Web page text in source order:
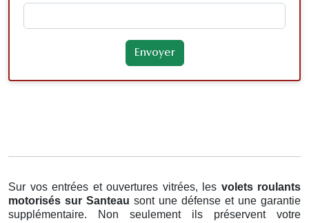
Sur vos entrées et ouvertures vitrées, les volets roulants
motorisés sur Santeau sont une défense et une garantie
supplémentaire. Non seulement ils préservent votre